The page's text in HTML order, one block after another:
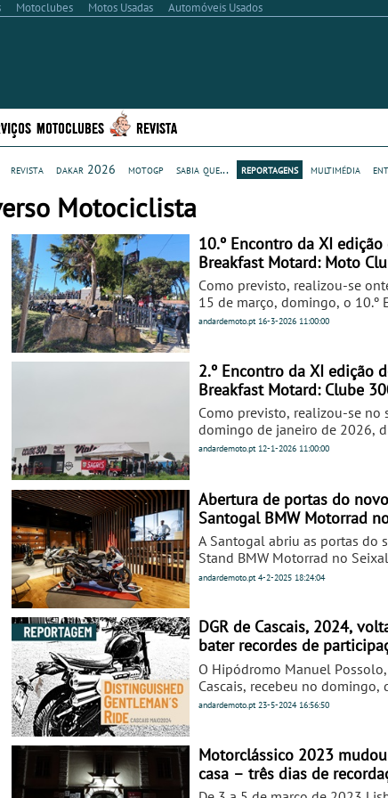
Motoclubes Motos Usadas Automóveis Usados
MOTOCLUBES REVISTA
revista dakar 2026 motogp sabia que... reportagens multimédia
Motociclista
10.º Encontro da XI edição
Breakfast Motard: Moto
Alhandra
Como previsto, realizou-se
15 de março, domingo, o 10.º
da XI edição do Breakfast
andardemoto.pt 16-3-2026 11:00:00
2.º Encontro da XI edição
Breakfast Motard: Clube
Como previsto, realizou-se no
domingo de janeiro de 2026,
2.º Encontro da XI edição do
andardemoto.pt 12-1-2026 11:00:00
Abertura de portas do
Santogal BMW Motorrad
A Santogal abriu as portas do
Stand BMW Motorrad no
apresentação ao público de 3
andardemoto.pt4-2-2025 18:24:04
DGR de Cascais, 2024,
bater recordes de
Vídeo reportagem
O Hipódromo Manuel
Cascais, recebeu no domingo,
maio de 2024, o maior encontro
cidades portuguesas
iniciativa. Este foi o 12.º ano
consecutivo em que Cascais foi
andardemoto.pt23-5-202416:56:50
Motorclássico 2023
casa – três dias de
duas, três e quatro rodas